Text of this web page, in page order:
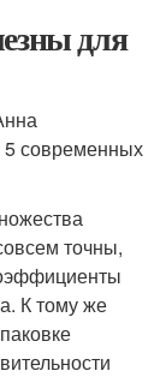
для
современных
точны,
К тому же